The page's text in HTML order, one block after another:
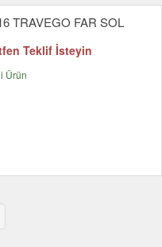
TRAVEGO FAR SOL
Teklif İsteyin
Ürün